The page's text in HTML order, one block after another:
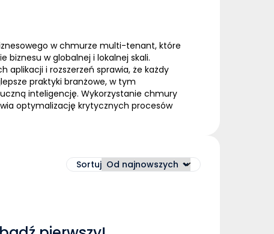
w chmurze multi-tenant, które
w globalnej i lokalnej skali.
i rozszerzeń sprawia, że każdy
praktyki branżowe, w tym
inteligencję. Wykorzystanie chmury
optymalizację krytycznych procesów
Sortuj